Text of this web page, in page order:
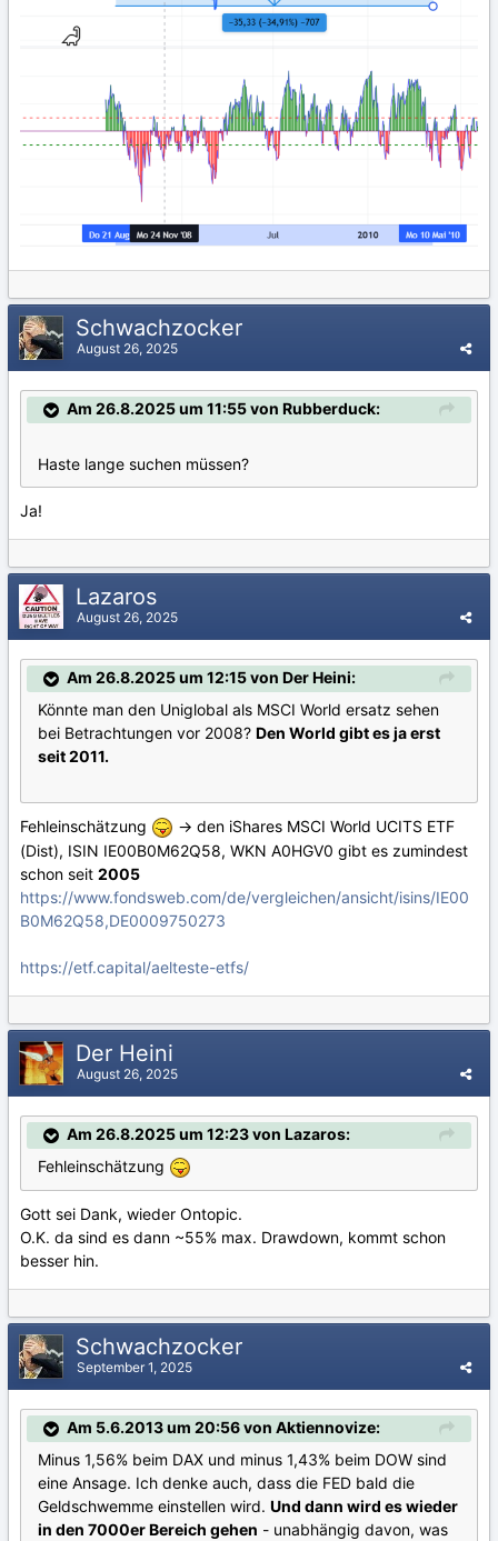
Schwachzocker
August 26, 2025
Am 26.8.2025 um 11:55 von Rubberduck:
Haste lange suchen müssen?
Ja!
Lazaros
August 26, 2025
Am 26.8.2025 um 12:15 von Der Heini:
Könnte man den Uniglobal als MSCI World ersatz sehen
bei Betrachtungen vor 2008? Den World gibt es ja erst
seit 2011.
Fehleinschätzung
-> den iShares MSCI World UCITS ETF
(Dist), ISIN IE00B0M62Q58, WKN A0HGV0 gibt es zumindest
schon seit 2005
https://www.fondsweb.com/de/vergleichen/ansicht/isins/IE00
B0M62Q58,DE0009750273
https://etf.capital/aelteste-etfs/
Der Heini
August 26, 2025
Am 26.8.2025 um 12:23 von Lazaros:
Fehleinschätzung
Gott sei Dank, wieder Ontopic.
O.K. da sind es dann ~55% max. Drawdown, kommt schon
besser hin.
Schwachzocker
September 1, 2025
Am 5.6.2013 um 20:56 von Aktiennovize:
Minus 1,56% beim DAX und minus 1,43% beim DOW sind
eine Ansage. Ich denke auch, dass die FED bald die
Geldschwemme einstellen wird. Und dann wird es wieder
in den 7000er Bereich gehen - unabhängig davon, was